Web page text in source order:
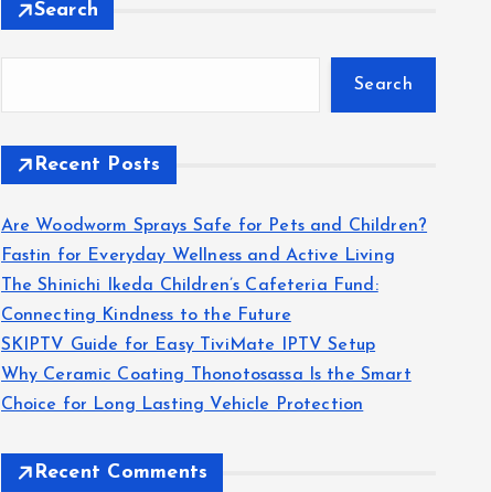
Search
Search
Recent Posts
Are Woodworm Sprays Safe for Pets and Children?
Fastin for Everyday Wellness and Active Living
The Shinichi Ikeda Children’s Cafeteria Fund:
Connecting Kindness to the Future
SKIPTV Guide for Easy TiviMate IPTV Setup
Why Ceramic Coating Thonotosassa Is the Smart
Choice for Long Lasting Vehicle Protection
Recent Comments